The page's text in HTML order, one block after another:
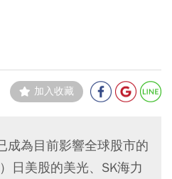
加入收藏
成為目前影響全球股市的
日美股的美光、SK海力